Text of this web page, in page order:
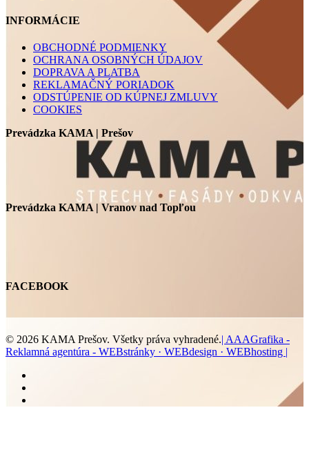
INFORMÁCIE
OBCHODNÉ PODMIENKY
OCHRANA OSOBNÝCH ÚDAJOV
DOPRAVA A PLATBA
REKLAMAČNÝ PORIADOK
ODSTÚPENIE OD KÚPNEJ ZMLUVY
COOKIES
Prevádzka KAMA | Prešov
Prevádzka KAMA | Vranov nad Topľou
FACEBOOK
© 2026 KAMA Prešov. Všetky práva vyhradené.| AAAGrafika -
Reklamná agentúra - WEBstránky · WEBdesign · WEBhosting |